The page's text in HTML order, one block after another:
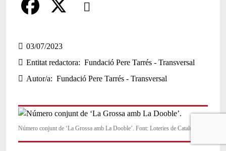
a
c
e
o
03/07/2023
Entitat redactora
Fundació Pere Tarrés - Transversal
Autor/a
Fundació Pere Tarrés - Transversal
Número conjunt de ‘La Grossa amb La Dooble’. Font: Loteries de Catalunya